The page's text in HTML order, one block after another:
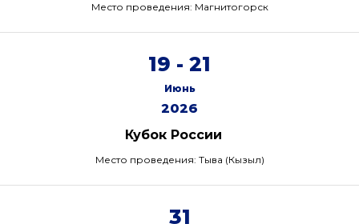
Место проведения: Магнитогорск
19 - 21
Июнь
2026
Кубок России
Место проведения: Тыва (Кызыл)
31